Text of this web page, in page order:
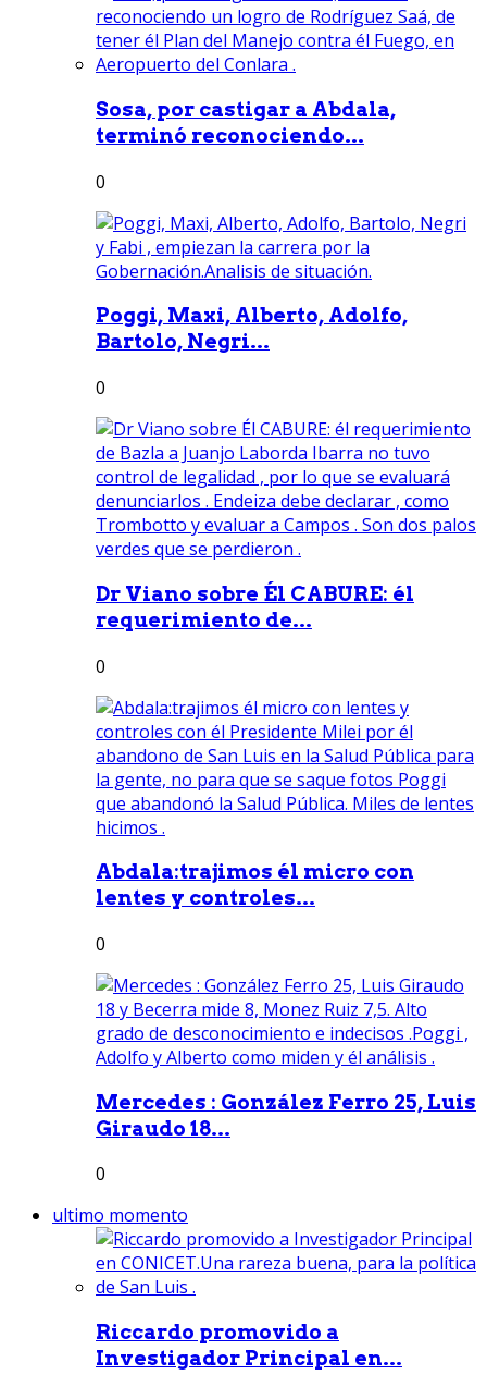
Sosa, por castigar a Abdala,
terminó reconociendo...
0
Poggi, Maxi, Alberto, Adolfo,
Bartolo, Negri...
0
Dr Viano sobre Él CABURE: él
requerimiento de...
0
Abdala:trajimos él micro con
lentes y controles...
0
Mercedes : González Ferro 25, Luis
Giraudo 18...
0
ultimo momento
Riccardo promovido a
Investigador Principal en...